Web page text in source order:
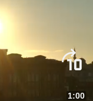
1:00